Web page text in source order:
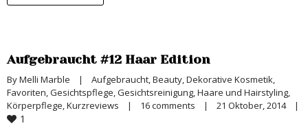
Aufgebraucht #12 Haar Edition
By Melli Marble | Aufgebraucht, Beauty, Dekorative Kosmetik
Favoriten, Gesichtspflege, Gesichtsreinigung, Haare und Hairstyling
Körperpflege, Kurzreviews | 16 comments | 21 Oktober, 2014 |
1